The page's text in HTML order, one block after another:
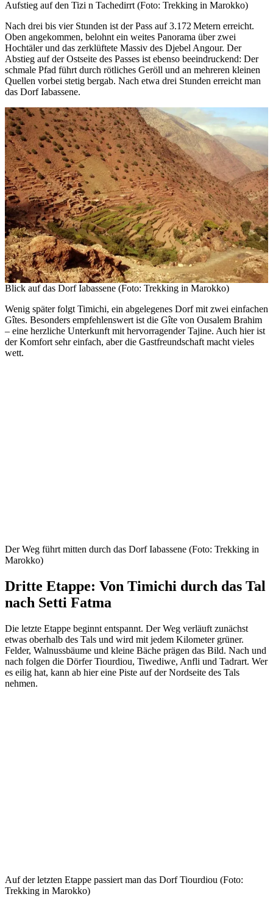
Aufstieg auf den Tizi n Tachedirrt (Foto: Trekking in Marokko)
Nach drei bis vier Stunden ist der Pass auf 3.172 Metern erreicht.
Oben angekommen, belohnt ein weites Panorama über zwei
Hochtäler und das zerklüftete Massiv des Djebel Angour. Der
Abstieg auf der Ostseite des Passes ist ebenso beeindruckend: Der
schmale Pfad führt durch rötliches Geröll und an mehreren kleinen
Quellen vorbei stetig bergab. Nach etwa drei Stunden erreicht man
das Dorf Iabassene.
Blick auf das Dorf Iabassene (Foto: Trekking in Marokko)
Wenig später folgt Timichi, ein abgelegenes Dorf mit zwei einfachen
Gîtes. Besonders empfehlenswert ist die Gîte von Ousalem Brahim
– eine herzliche Unterkunft mit hervorragender Tajine. Auch hier ist
der Komfort sehr einfach, aber die Gastfreundschaft macht vieles
wett.
Der Weg führt mitten durch das Dorf Iabassene (Foto: Trekking in
Marokko)
Dritte Etappe: Von Timichi durch das Tal
nach Setti Fatma
Die letzte Etappe beginnt entspannt. Der Weg verläuft zunächst
etwas oberhalb des Tals und wird mit jedem Kilometer grüner.
Felder, Walnussbäume und kleine Bäche prägen das Bild. Nach und
nach folgen die Dörfer Tiourdiou, Tiwediwe, Anfli und Tadrart. Wer
es eilig hat, kann ab hier eine Piste auf der Nordseite des Tals
nehmen.
Auf der letzten Etappe passiert man das Dorf Tiourdiou (Foto:
Trekking in Marokko)